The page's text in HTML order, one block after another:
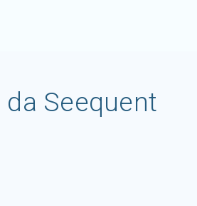
Seequent